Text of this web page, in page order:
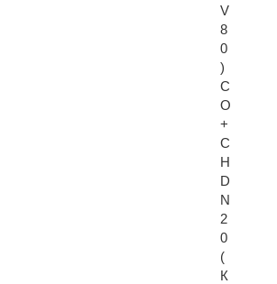
V
8
0
)
С
О
+
С
Н
D
N
2
0
(
К